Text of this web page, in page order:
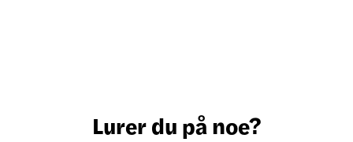
Lurer du på noe?